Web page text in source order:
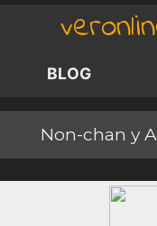
BLOG
Non-chan y